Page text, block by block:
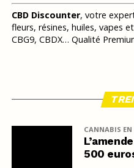
CBD Discounter, votre
fleurs, résines, huiles, vapes
CBG9, CBDX… Qualité
CANNABIS EN
500